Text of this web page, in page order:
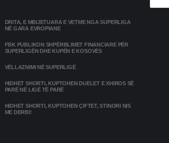
DRITA, E MBIJETUARA E VETME NGA SUPERLIGA
NË GARA EVROPIANE
FBK PUBLIKON SHPËRBLIMET FINANCIARE PËR
SUPERLIGËN DHE KUPËN E KOSOVËS
VËLLAZNIMI NË SUPERLIGË
HIDHET SHORTI, KUPTOHEN DUELET E XHIROS SË
PARË NË LIGË TË PARË
HIDHET SHORTI, KUPTOHEN ÇIFTET, STINORI NIS
ME DERBI!